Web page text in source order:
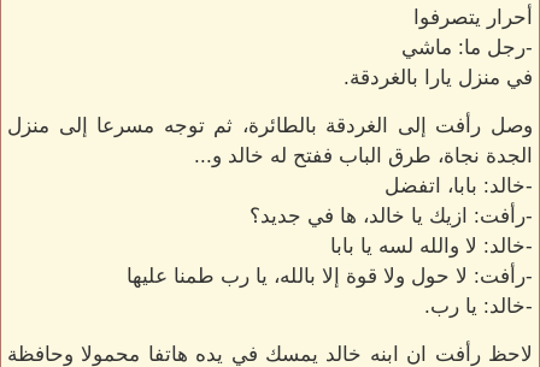
أحرار يتصرفوا
-رجل ما: ماشي
في منزل يارا بالغردقة.
وصل رأفت إلى الغردقة بالطائرة، ثم توجه مسرعا إلى منزل
الجدة نجاة، طرق الباب ففتح له خالد و...
-خالد: بابا، اتفضل
-رأفت: ازيك يا خالد، ها في جديد؟
-خالد: لا والله لسه يا بابا
-رأفت: لا حول ولا قوة إلا بالله، يا رب طمنا عليها
-خالد: يا رب.
لاحظ رأفت ان ابنه خالد يمسك في يده هاتفا محمولا وحافظة